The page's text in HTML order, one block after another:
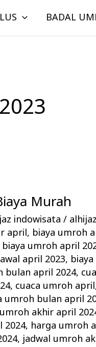
BADAL
Murah
indowisata/
april, biaya umroh
biaya umroh april
april 2023,
bulan april 2024,
, cuaca umroh april
umroh bulan april
akhir april
2024, harga umroh
, jadwal umroh